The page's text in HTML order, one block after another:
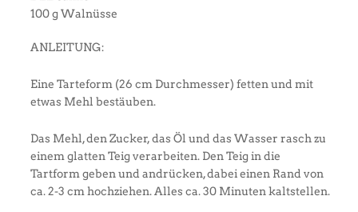
100 g Walnüsse
ANLEITUNG:
Eine Tarteform (26 cm Durchmesser) fetten und mit
etwas Mehl bestäuben.
Das Mehl, den Zucker, das Öl und das Wasser rasch zu
einem glatten Teig verarbeiten. Den Teig in die
Tartform geben und andrücken, dabei einen Rand von
ca. 2-3 cm hochziehen. Alles ca. 30 Minuten kaltstellen.